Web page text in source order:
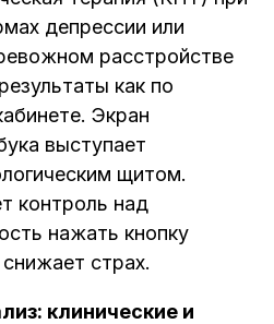
депрессии или
расстройстве
как по
Экран
выступает
щитом.
контроль над
нажать кнопку
страх.
клинические и